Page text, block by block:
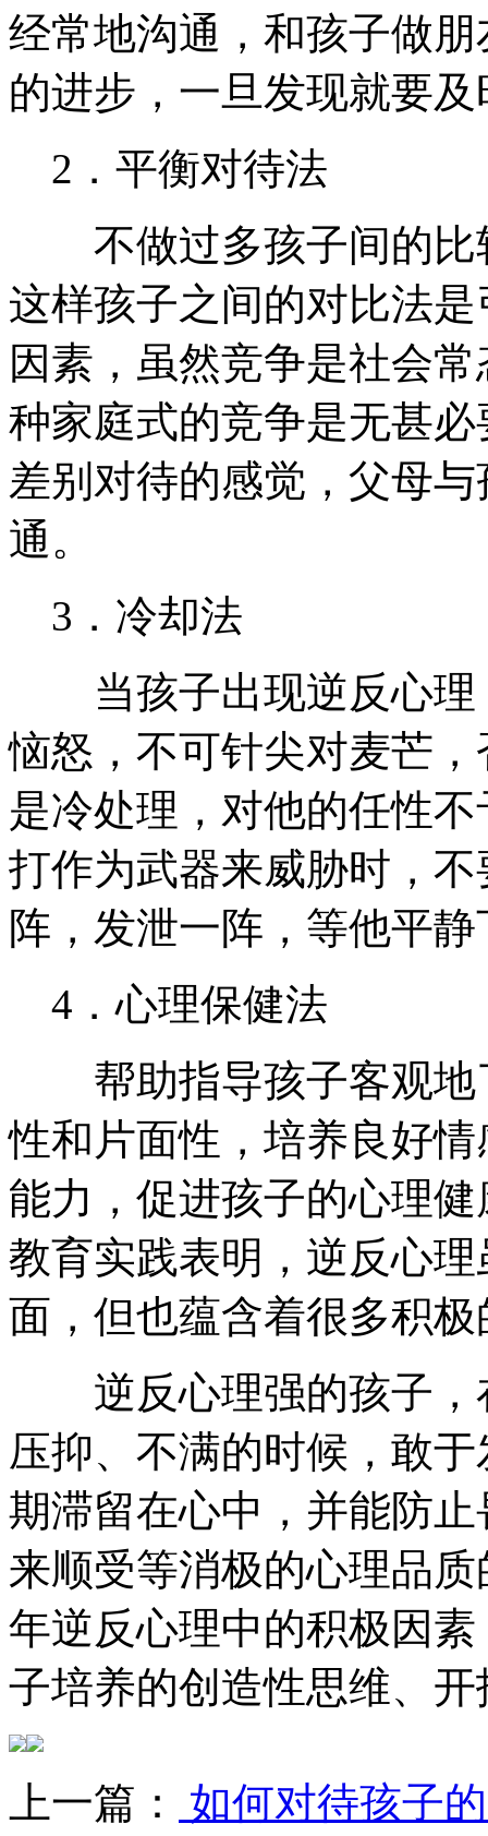
经常地沟通，和孩子做
的进步，一旦发现就要
2．平衡对待法
不做过多孩子间的比
这样孩子之间的对比法
因素，虽然竞争是社会
种家庭式的竞争是无甚
差别对待的感觉，父母
通。
3．冷却法
当孩子出现逆反心理
恼怒，不可针尖对麦芒
是冷处理，对他的任性
打作为武器来威胁时，
阵，发泄一阵，等他平
4．心理保健法
帮助指导孩子客观地
性和片面性，培养良好
能力，促进孩子的心理
教育实践表明，逆反心
面，但也蕴含着很多积
逆反心理强的孩子，
压抑、不满的时候，敢
期滞留在心中，并能防
来顺受等消极的心理品
年逆反心理中的积极因
子培养的创造性思维、
上一篇： 如何对待孩子